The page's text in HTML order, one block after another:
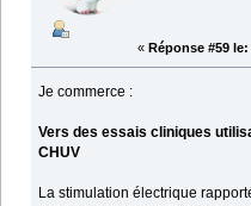
« Réponse #59 le:
Je commerce :
Vers des essais cliniques
CHUV
La stimulation électrique